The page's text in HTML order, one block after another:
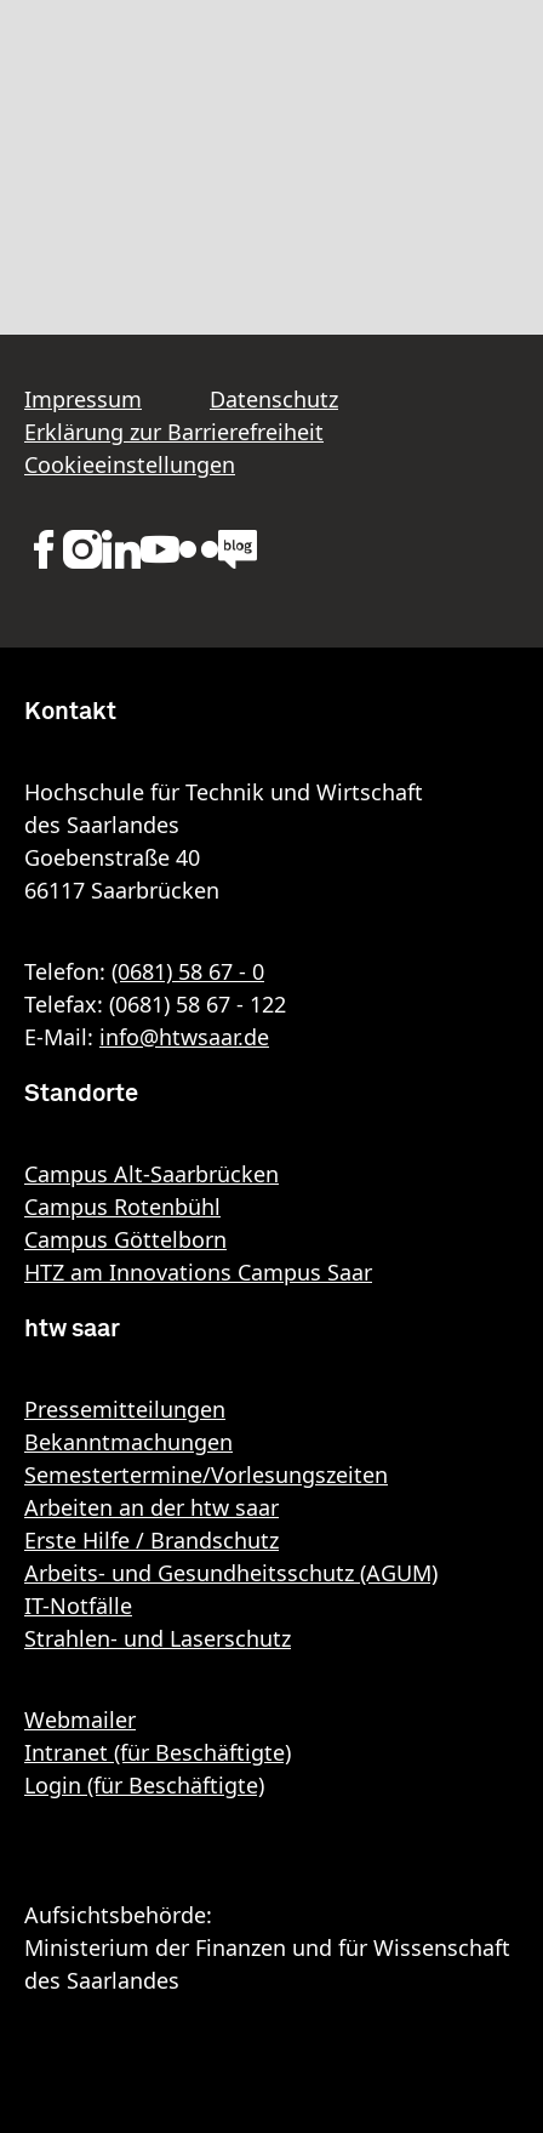
Impressum
Datenschutz
Erklärung zur Barrierefreiheit
Cookieeinstellungen
Kontakt
Hochschule für Technik und Wirtschaft
des Saarlandes
Goebenstraße 40
66117 Saarbrücken
Telefon: (0681) 58 67 - 0
Telefax: (0681) 58 67 - 122
E-Mail: info@htwsaar.de
Standorte
Campus Alt-Saarbrücken
Campus Rotenbühl
Campus Göttelborn
HTZ am Innovations Campus Saar
htw saar
Pressemitteilungen
Bekanntmachungen
Semestertermine/Vorlesungszeiten
Arbeiten an der htw saar
Erste Hilfe / Brandschutz
Arbeits- und Gesundheitsschutz (AGUM)
IT-Notfälle
Strahlen- und Laserschutz
Webmailer
Intranet (für Beschäftigte)
Login (für Beschäftigte)
Aufsichtsbehörde:
Ministerium der Finanzen und für Wissenschaft
des Saarlandes